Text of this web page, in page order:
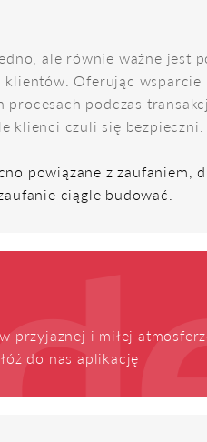
ale równie ważne jest
klientów. Oferując wsparcie
procesach podczas
klienci czuli się bezpieczni.
powiązane z zaufaniem,
ciągle budować.
przyjaznej i miłej
do nas aplikację